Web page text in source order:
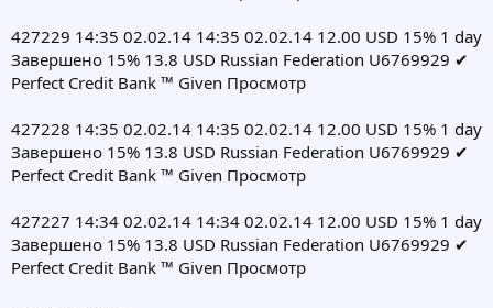
427229 14:35 02.02.14 14:35 02.02.14 12.00 USD 15% 1 day
Завершено 15% 13.8 USD Russian Federation U6769929 ✔
Perfect Credit Bank ™ Given Просмотр
427228 14:35 02.02.14 14:35 02.02.14 12.00 USD 15% 1 day
Завершено 15% 13.8 USD Russian Federation U6769929 ✔
Perfect Credit Bank ™ Given Просмотр
427227 14:34 02.02.14 14:34 02.02.14 12.00 USD 15% 1 day
Завершено 15% 13.8 USD Russian Federation U6769929 ✔
Perfect Credit Bank ™ Given Просмотр